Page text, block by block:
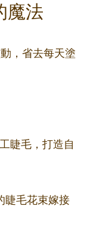
魔法
，省去每天塗
睫毛，打造自
睫毛花束嫁接